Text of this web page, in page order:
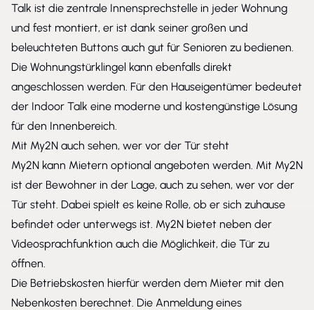
Talk ist die zentrale Innensprechstelle in jeder Wohnung
und fest montiert, er ist dank seiner großen und
beleuchteten Buttons auch gut für Senioren zu bedienen.
Die Wohnungstürklingel kann ebenfalls direkt
angeschlossen werden. Für den Hauseigentümer bedeutet
der Indoor Talk eine moderne und kostengünstige Lösung
für den Innenbereich.
Mit My2N auch sehen, wer vor der Tür steht
My2N kann Mietern optional angeboten werden. Mit My2N
ist der Bewohner in der Lage, auch zu sehen, wer vor der
Tür steht. Dabei spielt es keine Rolle, ob er sich zuhause
befindet oder unterwegs ist. My2N bietet neben der
Videosprachfunktion auch die Möglichkeit, die Tür zu
öffnen.
Die Betriebskosten hierfür werden dem Mieter mit den
Nebenkosten berechnet. Die Anmeldung eines